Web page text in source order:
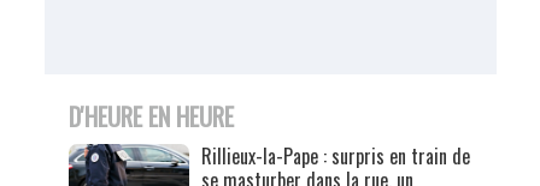
D'HEURE EN HEURE
Rillieux-la-Pape : surpris en train de
se masturber dans la rue, un